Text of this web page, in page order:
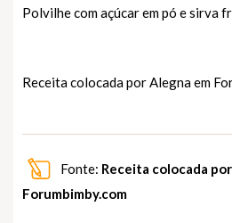
Polvilhe com açúcar em pó e sirva
Receita colocada por Alegna em
Fonte: Receita colocada
Forumbimby.com